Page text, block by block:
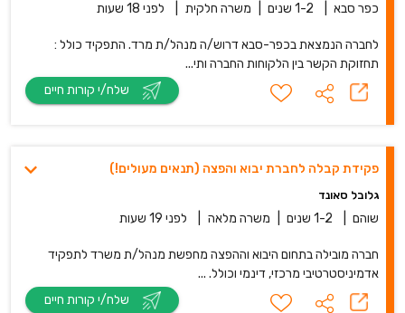
כפר סבא 1-2 שנים משרה חלקית לפני 18 שעות
לחברה הנמצאת בכפר-סבא דרוש/ה מנהל/ת מרד. התפקיד כולל :
תחזוקת הקשר בין הלקוחות החברה ותי...
פקידת קבלה לחברת יב‎וא והפ‎צה (תנאים מעולים!)
גלובל סאונד
שוהם 1-2 שנים משרה מלאה לפני 19 שעות
חברה מובילה בתחום היבוא וההפצה מחפשת מנהל/ת משרד לתפקיד
אדמיניסטרטיבי מרכזי, דינמי וכולל. ...